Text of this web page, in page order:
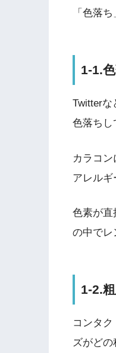
「色落
1-1.
Twitterな
色落ちし
カラコ
アレルギ
色素が直
の中でレ
1-2.
コンタ
ズがど